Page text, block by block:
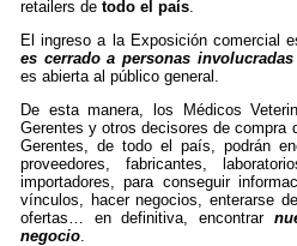
retailers de todo el país.
El ingreso a la Exposición comercial
es cerrado a personas
es abierta al público general.
De esta manera, los Médicos
Gerentes y otros decisores de compra
Gerentes, de todo el país, podrán
proveedores, fabricantes,
importadores, para conseguir
vínculos, hacer negocios, enterarse
ofertas… en definitiva, encontrar
negocio